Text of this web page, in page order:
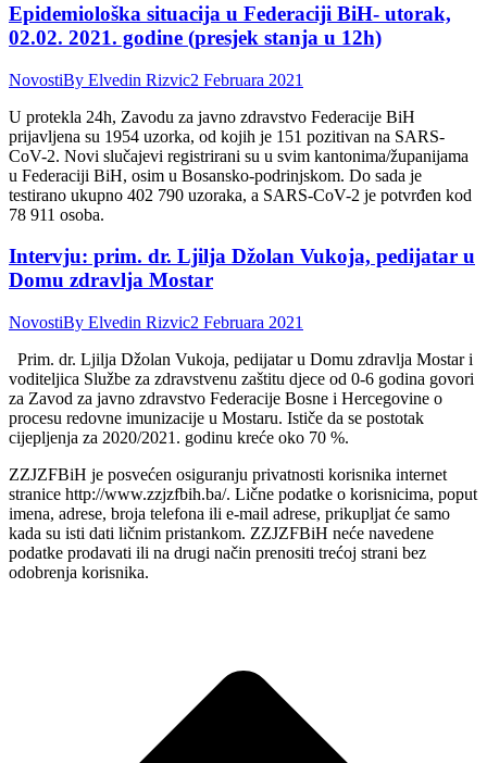
Epidemiološka situacija u Federaciji BiH- utorak,
02.02. 2021. godine (presjek stanja u 12h)
NovostiBy Elvedin Rizvic2 Februara 2021
U protekla 24h, Zavodu za javno zdravstvo Federacije BiH
prijavljena su 1954 uzorka, od kojih je 151 pozitivan na SARS-
CoV-2. Novi slučajevi registrirani su u svim kantonima/županijama
u Federaciji BiH, osim u Bosansko-podrinjskom. Do sada je
testirano ukupno 402 790 uzoraka, a SARS-CoV-2 je potvrđen kod
78 911 osoba.
Intervju: prim. dr. Ljilja Džolan Vukoja, pedijatar u
Domu zdravlja Mostar
NovostiBy Elvedin Rizvic2 Februara 2021
Prim. dr. Ljilja Džolan Vukoja, pedijatar u Domu zdravlja Mostar i
voditeljica Službe za zdravstvenu zaštitu djece od 0-6 godina govori
za Zavod za javno zdravstvo Federacije Bosne i Hercegovine o
procesu redovne imunizacije u Mostaru. Ističe da se postotak
cijepljenja za 2020/2021. godinu kreće oko 70 %.
ZZJZFBiH je posvećen osiguranju privatnosti korisnika internet
stranice http://www.zzjzfbih.ba/. Lične podatke o korisnicima, poput
imena, adrese, broja telefona ili e-mail adrese, prikupljat će samo
kada su isti dati ličnim pristankom. ZZJZFBiH neće navedene
podatke prodavati ili na drugi način prenositi trećoj strani bez
odobrenja korisnika.